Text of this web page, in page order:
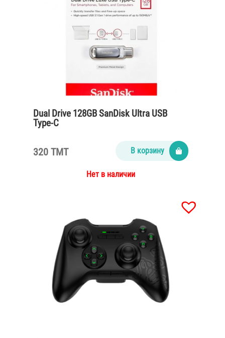
Dual Drive 128GB SanDisk Ultra USB
Type-C
320 TMT В корзину
Нет в наличии